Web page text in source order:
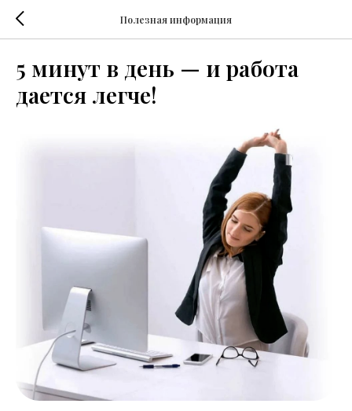
Полезная информация
5 минут в день — и работа
дается легче!